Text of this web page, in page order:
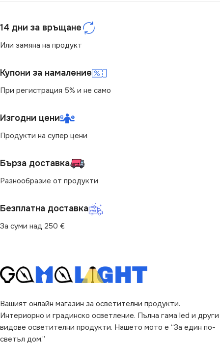
ЦВЯТ
КЛЮЧ Двоен
14 дни за връщане
Или замяна на продукт
Купони за намаление
При регистрация 5% и не само
Изгодни цени
Продукти на супер цени
Бърза доставка
Разнообразие от продукти
Безплатна доставка
За суми над 250 €
Вашият онлайн магазин за осветителни продукти.
Интериорно и градинско осветление. Пълна гама led и други
видове осветителни продукти. Нашето мото е “За един по-
светъл дом.”